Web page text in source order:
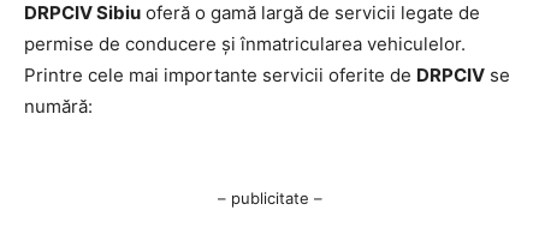
DRPCIV Sibiu oferă o gamă largă de servicii legate de
permise de conducere și înmatricularea vehiculelor.
Printre cele mai importante servicii oferite de DRPCIV se
numără:
– publicitate –